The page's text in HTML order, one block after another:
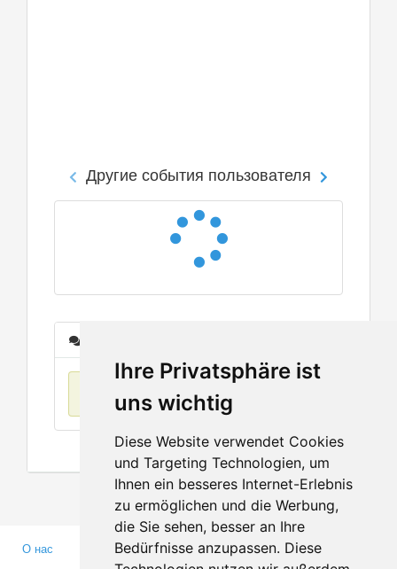
Ihre Privatsphäre ist
uns wichtig
Diese Website verwendet Cookies
und Targeting Technologien, um
Ihnen ein besseres Internet-Erlebnis
zu ermöglichen und die Werbung,
die Sie sehen, besser an Ihre
Bedürfnisse anzupassen. Diese
Другие события пользователя
Нет данных
О нас
Партнерам